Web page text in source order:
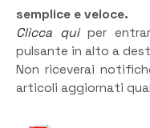
semplice e veloce.
Clicca quiper
pulsante in alto a
Non riceverai
articoli aggiornati